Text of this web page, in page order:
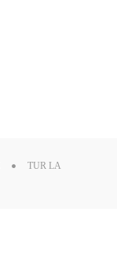
TUR LA